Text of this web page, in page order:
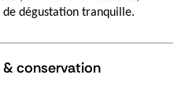
dégustation tranquille.
& conservation